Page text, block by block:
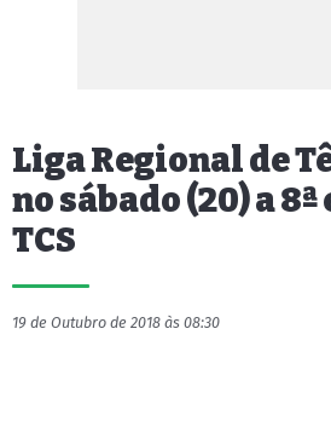
Liga Regional de
no sábado (20) a
TCS
19 de Outubro de 2018 às 08:30